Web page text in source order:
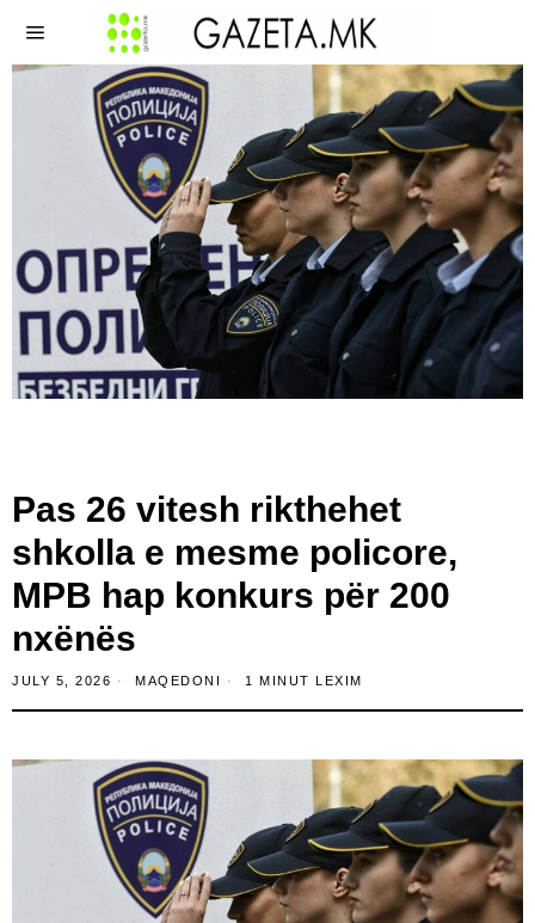
Pas 26 vitesh rikthehet
shkolla e mesme policore,
MPB hap konkurs për 200
nxënës
JULY 5, 2026 MAQEDONI 1 MINUT LEXIM